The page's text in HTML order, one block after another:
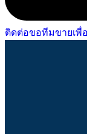
ติดต่อขอทีมขายเพื่